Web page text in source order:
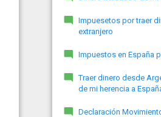
Impuesetos por traer
extranjero
Impuestos en España
Traer dinero desde
de mi herencia a
Declaración